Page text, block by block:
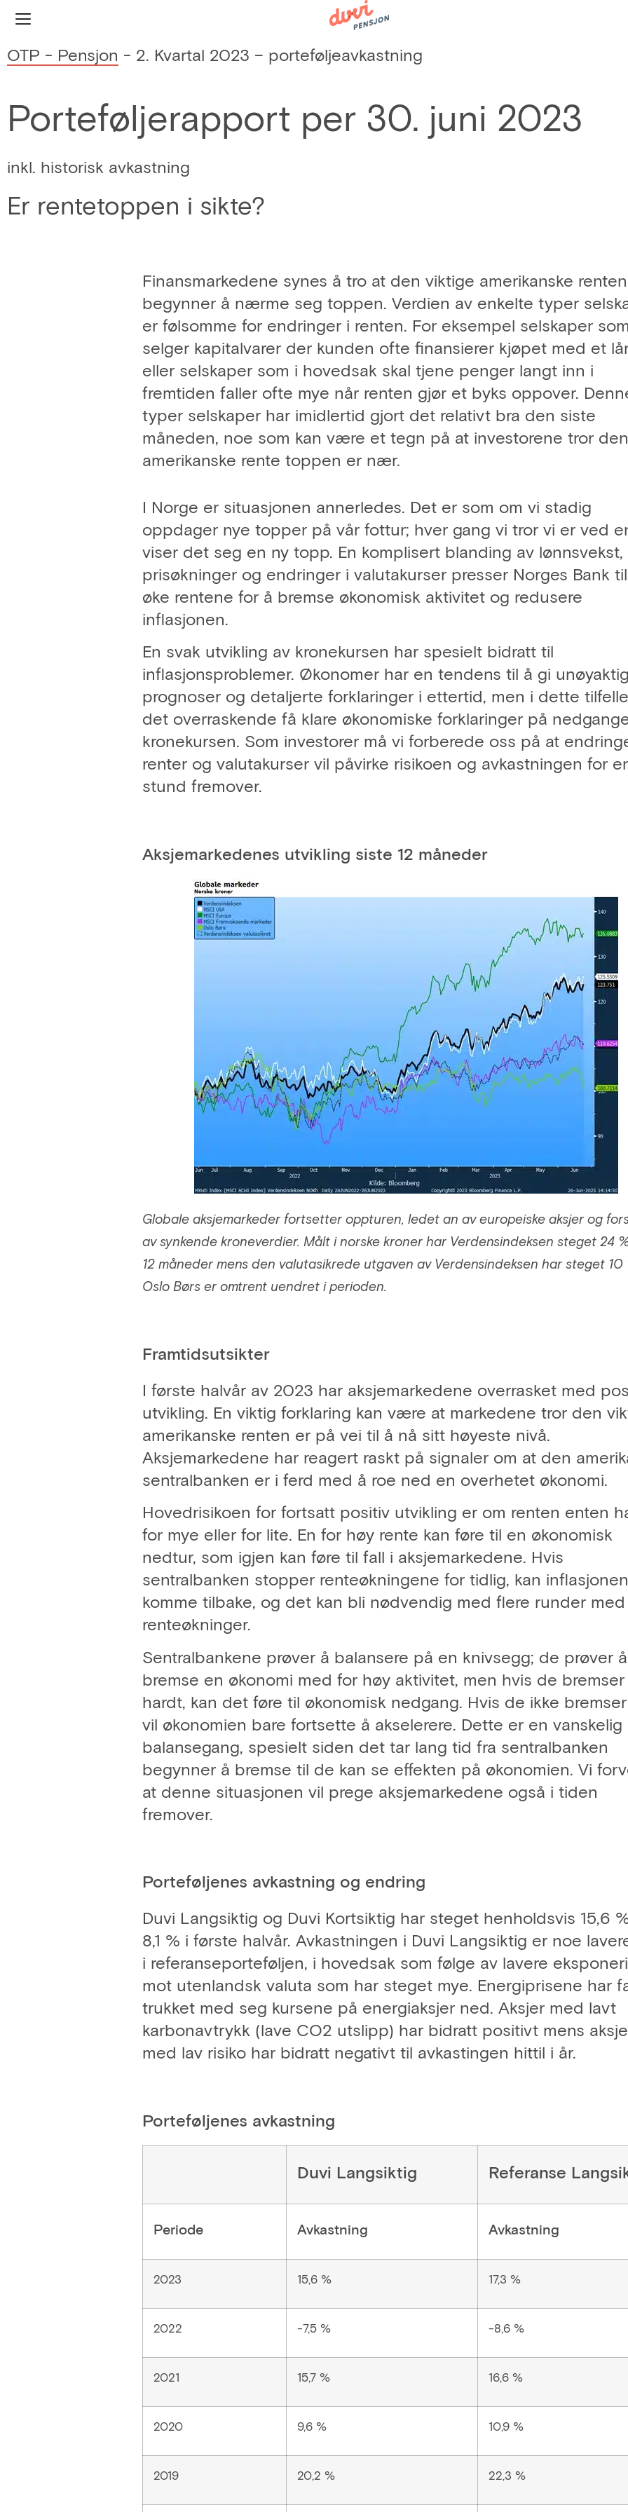
OTP - Pensjon - 2. Kvartal 2023 – porteføljeavkastning
Porteføljerapport per 30. juni 2023
inkl. historisk avkastning
Er rentetoppen i sikte?
Finansmarkedene synes å tro at den viktige amerikanske renten
begynner å nærme seg toppen. Verdien av enkelte typer
er følsomme for endringer i renten. For eksempel selskaper som
selger kapitalvarer der kunden ofte finansierer kjøpet med et
eller selskaper som i hovedsak skal tjene penger langt inn i
fremtiden faller ofte mye når renten gjør et byks oppover.
typer selskaper har imidlertid gjort det relativt bra den siste
måneden, noe som kan være et tegn på at investorene tror den
amerikanske rente toppen er nær.
I Norge er situasjonen annerledes. Det er som om vi stadig
oppdager nye topper på vår fottur; hver gang vi tror vi er ved
viser det seg en ny topp. En komplisert blanding av lønnsvekst,
prisøkninger og endringer i valutakurser presser Norges Bank
øke rentene for å bremse økonomisk aktivitet og redusere
inflasjonen.
En svak utvikling av kronekursen har spesielt bidratt til
inflasjonsproblemer. Økonomer har en tendens til å gi
prognoser og detaljerte forklaringer i ettertid, men i dette
det overraskende få klare økonomiske forklaringer på
kronekursen. Som investorer må vi forberede oss på at
renter og valutakurser vil påvirke risikoen og avkastningen for
stund fremover.
Aksjemarkedenes utvikling siste 12 måneder
Globale aksjemarkeder fortsetter oppturen, ledet an av europeiske aksjer og
av synkende kroneverdier. Målt i norske kroner har Verdensindeksen steget 24
12 måneder mens den valutasikrede utgaven av Verdensindeksen har steget 10
Oslo Børs er omtrent uendret i perioden.
Framtidsutsikter
I første halvår av 2023 har aksjemarkedene overrasket med
utvikling. En viktig forklaring kan være at markedene tror den
amerikanske renten er på vei til å nå sitt høyeste nivå.
Aksjemarkedene har reagert raskt på signaler om at den
sentralbanken er i ferd med å roe ned en overhetet økonomi.
Hovedrisikoen for fortsatt positiv utvikling er om renten enten
for mye eller for lite. En for høy rente kan føre til en økonomisk
nedtur, som igjen kan føre til fall i aksjemarkedene. Hvis
sentralbanken stopper renteøkningene for tidlig, kan inflasjonen
komme tilbake, og det kan bli nødvendig med flere runder med
renteøkninger.
Sentralbankene prøver å balansere på en knivsegg; de prøver å
bremse en økonomi med for høy aktivitet, men hvis de
hardt, kan det føre til økonomisk nedgang. Hvis de ikke
vil økonomien bare fortsette å akselerere. Dette er en vanskelig
balansegang, spesielt siden det tar lang tid fra sentralbanken
begynner å bremse til de kan se effekten på økonomien. Vi
at denne situasjonen vil prege aksjemarkedene også i tiden
fremover.
Porteføljenes avkastning og endring
Duvi Langsiktig og Duvi Kortsiktig har steget henholdsvis 15,6
8,1 % i første halvår. Avkastningen i Duvi Langsiktig er noe
i referanseporteføljen, i hovedsak som følge av lavere
mot utenlandsk valuta som har steget mye. Energiprisene har
trukket med seg kursene på energiaksjer ned. Aksjer med lavt
karbonavtrykk (lave CO2 utslipp) har bidratt positivt mens
med lav risiko har bidratt negativt til avkastingen hittil i år.
Porteføljenes avkastning
Duvi Langsiktig Referanse
Periode Avkastning Avkastning
2023 15,6 % 17,3 %
2022 -7,5 % -8,6 %
2021 15,7 % 16,6 %
2020 9,6 % 10,9 %
2019 20,2 % 22,3 %